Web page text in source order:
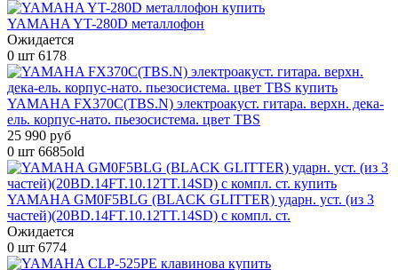
YAMAHA YT-280D металлофон
Ожидается
0 шт 6178
YAMAHA FX370C(TBS.N) электроакуст. гитара. верхн. дека-
ель. корпус-нато. пьезосистема. цвет TBS
25 990 руб
0 шт 6685old
YAMAHA GM0F5BLG (BLACK GLITTER) ударн. уст. (из 3
частей)(20BD.14FT.10.12TT.14SD) с компл. ст.
Ожидается
0 шт 6774